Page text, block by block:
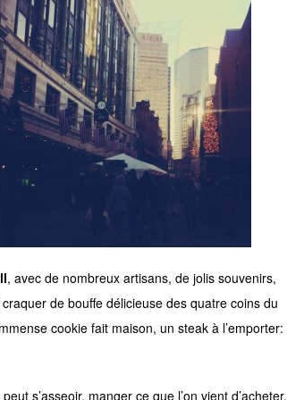
, avec de nombreux artisans, de jolis souvenirs,
de bouffe délicieuse des quatre coins du
cookie fait maison, un steak à l’emporter:
s’asseoir, manger ce que l’on vient d’acheter,